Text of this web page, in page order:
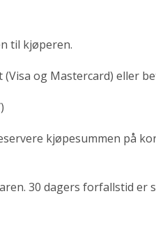
til kjøperen.
og Mastercard) eller
)
kjøpesummen på
30 dagers forfallstid er